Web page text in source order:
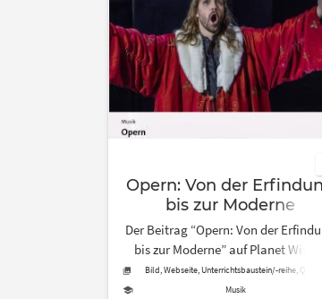
Opern: Von der
bis zur Moderne
Der Beitrag “Opern: Von der
bis zur Moderne” auf Planet Wissen
gibt einen Überblick über die
Geschichte der Oper von ihrer
Bild, Webseite, Unterrichtsbaustein/-reihe, Quelle
Musik